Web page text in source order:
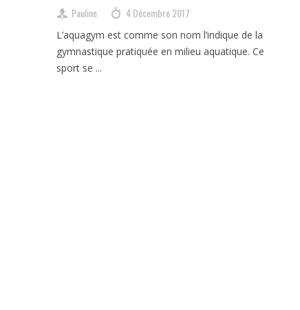
Pauline 4 Décembre 2017
L’aquagym est comme son nom l’indique de la
gymnastique pratiquée en milieu aquatique. Ce
sport se ...